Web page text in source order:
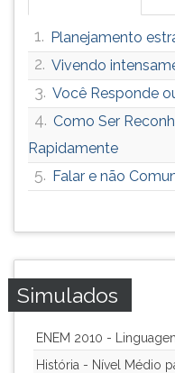
1. Planejamento
2. Vivendo
3. Você Responde
4. Como Ser
Rapidamente
5. Falar e não
Simulados
ENEM 2010 -
História - Nível Médio